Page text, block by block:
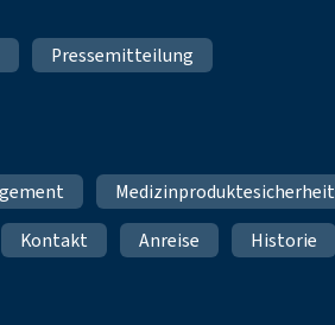
Pressemitteilung
Medizinproduktesicherheit
Kontakt Anreise Historie